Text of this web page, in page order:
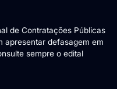
de Contratações Públicas
apresentar defasagem em
sempre o edital